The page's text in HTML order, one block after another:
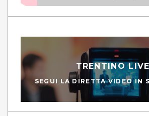
TRENTINO LIVE
SEGUI LA DIRETTA VIDEO IN